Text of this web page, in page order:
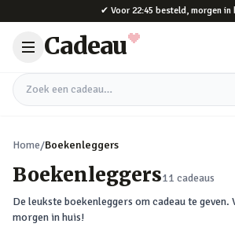
✔ Voor 22:45 besteld, morgen in
Cadeau
Zoek een cadeau
Home/Boekenleggers
Boekenleggers11 cadeaus
De leukste boekenleggers om cadeau te
morgen in huis!